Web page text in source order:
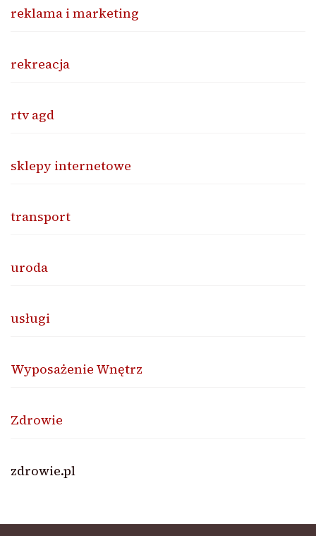
reklama i marketing
rekreacja
rtv agd
sklepy internetowe
transport
uroda
usługi
Wyposażenie Wnętrz
Zdrowie
zdrowie.pl